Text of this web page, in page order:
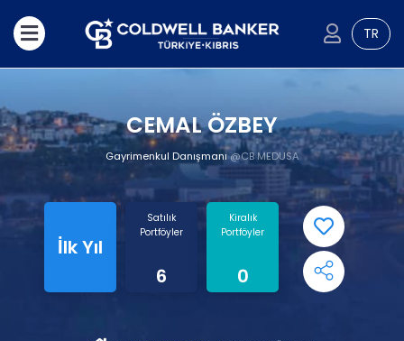
TR
CEMAL ÖZBEY
Gayrimenkul Danışmanı@CB MEDUSA
İlk Yıl
Satılık
Portföyler
6
Kiralık
Portföyler
0